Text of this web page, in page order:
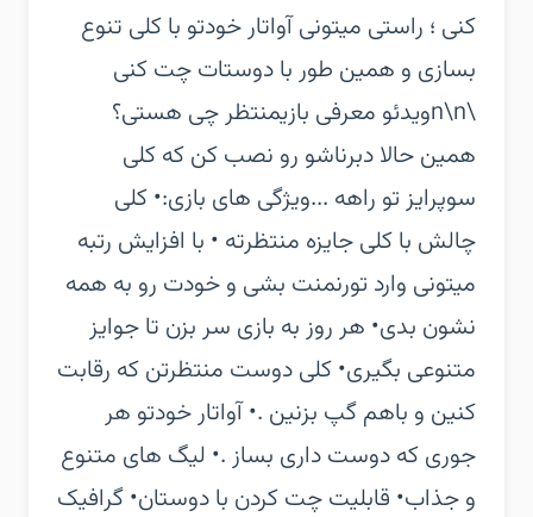
کنی ؛ راستی میتونی آواتار خودتو با کلی تنوع
بسازی و همین طور با دوستات چت کنی
\n\nویدئو معرفی بازی‏منتظر چی هستی؟
همین حالا دبرناشو رو نصب کن که کلی
سوپرایز تو راهه ...‏ویژگی های بازی:‏• کلی
چالش با کلی جایزه منتظرته ‏• با افزایش رتبه
میتونی وارد تورنمنت بشی و خودت رو به همه
نشون بدی‏• هر روز به بازی سر بزن تا جوایز
متنوعی بگیری‏• کلی دوست منتظرتن که رقابت
کنین و باهم گپ بزنین .‏• آواتار خودتو هر
جوری که دوست داری بساز .‏• لیگ های متنوع
و جذاب‏• قابلیت چت کردن با دوستان‏• گرافیک